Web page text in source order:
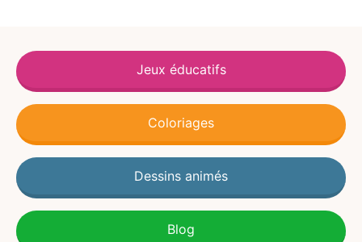
Jeux éducatifs
Coloriages
Dessins animés
Blog